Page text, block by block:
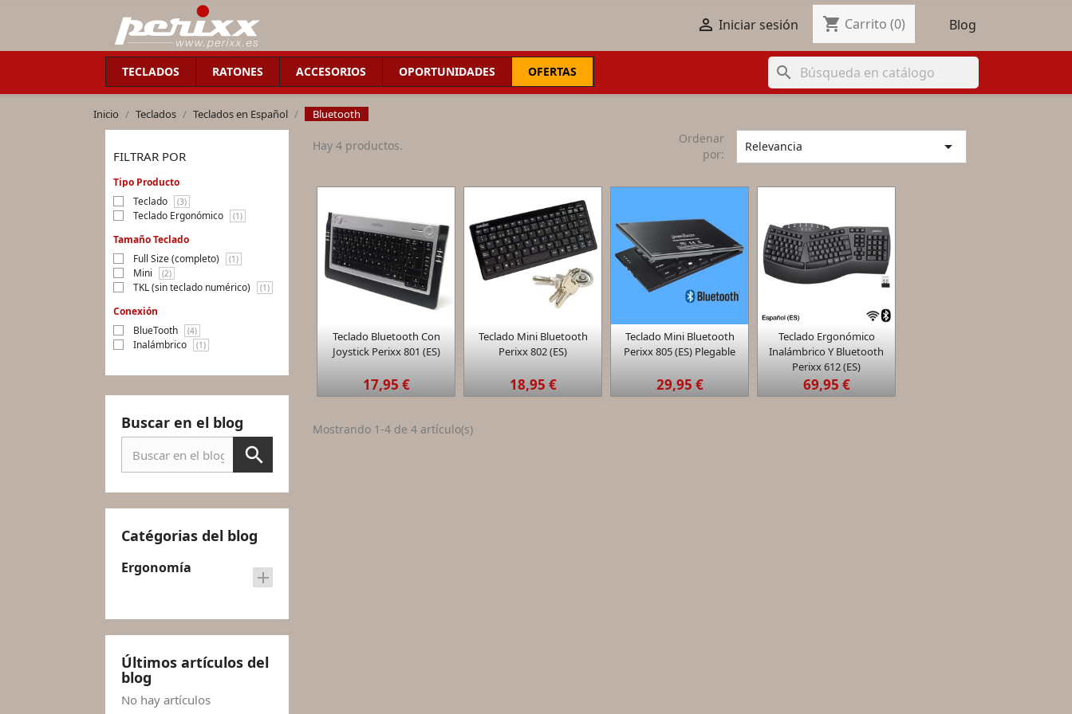
 Iniciar sesión shopping_cart Carrito (0) Blog
TECLADOS RATONES ACCESORIOS OPORTUNIDADES OFERTAS search
Inicio Teclados Teclados en Español Bluetooth
FILTRAR POR
Tipo Producto
Teclado
(3)
Teclado Ergonómico (1)
Tamaño Teclado
Full Size (completo)
(1)
Mini (2)
TKL (sin teclado numérico) (1)
Conexión
BlueTooth
(4)
Inalámbrico (1)
Buscar en el blog
Catégorias del blog
Ergonomía
add
Últimos artículos del
blog
No hay artículos
Hay 4 productos.
Ordenar
por:
Relevancia 
Vista rápida
Teclado Bluetooth Con
Joystick Perixx 801 (ES)
17,95 €
Vista rápida
Teclado Mini Bluetooth
Perixx 802 (ES)
18,95 €
Vista rápida
Teclado Mini Bluetooth
Perixx 805 (ES) Plegable
29,95 €
Vista rápida
Teclado Ergonómico
Inalámbrico Y Bluetooth
Perixx 612 (ES)
69,95 €
Mostrando 1-4 de 4 artículo(s)